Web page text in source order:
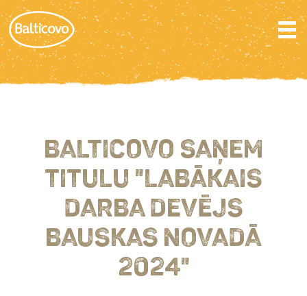
BALTICOVO SAŅEM
TITULU "LABĀKAIS
DARBA DEVĒJS
BAUSKAS NOVADĀ
2024"